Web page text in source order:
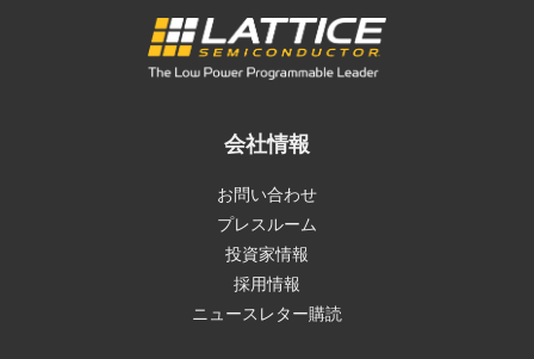
会社情報
お問い合わせ
プレスルーム
投資家情報
採用情報
ニュースレター購読